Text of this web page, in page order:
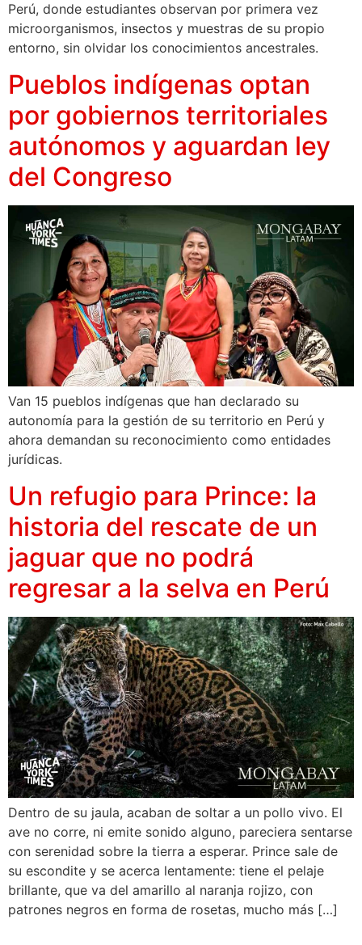
Perú, donde estudiantes observan por primera vez
microorganismos, insectos y muestras de su propio
entorno, sin olvidar los conocimientos ancestrales.
Pueblos indígenas optan
por gobiernos territoriales
autónomos y aguardan ley
del Congreso
Van 15 pueblos indígenas que han declarado su
autonomía para la gestión de su territorio en Perú y
ahora demandan su reconocimiento como entidades
jurídicas.
Un refugio para Prince: la
historia del rescate de un
jaguar que no podrá
regresar a la selva en Perú
Dentro de su jaula, acaban de soltar a un pollo vivo. El
ave no corre, ni emite sonido alguno, pareciera sentarse
con serenidad sobre la tierra a esperar. Prince sale de
su escondite y se acerca lentamente: tiene el pelaje
brillante, que va del amarillo al naranja rojizo, con
patrones negros en forma de rosetas, mucho más […]